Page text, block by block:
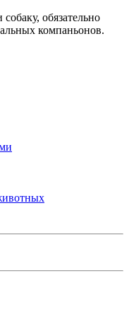
обязательно
компаньонов.